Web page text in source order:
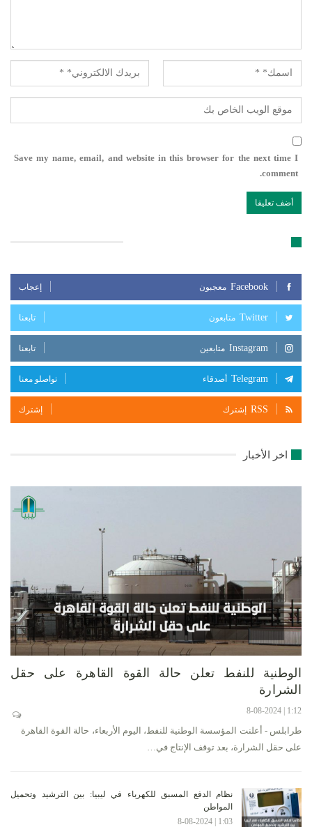
Save my name, email, and website in this browser for the next time I
comment.
Facebook معجبون إعجاب
Twitter متابعون تابعنا
Instagram متابعين تابعنا
Telegram أصدقاء تواصلو معنا
RSS إشترك إشترك
اخر الأخبار
الوطنية للنفط تعلن حالة القوة القاهرة على حقل
الشرارة
1:12 | 8-08-2024
طرابلس - أعلنت المؤسسة الوطنية للنفط، اليوم الأربعاء، حالة القوة القاهرة
على حقل الشرارة، بعد توقف الإنتاج في…
نظام الدفع المسبق للكهرباء في ليبيا: بين الترشيد وتحميل
المواطن
1:03 | 8-08-2024